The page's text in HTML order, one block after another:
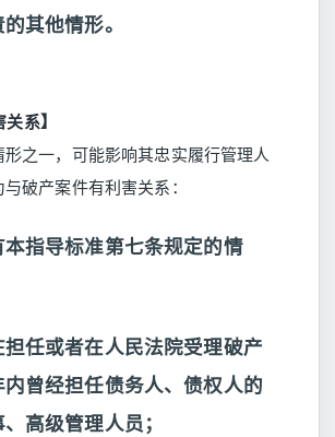
其他情形。
关系】
之一，可能影响其忠实履行管理人
破产案件有利害关系：
本指导标准第七条规定的情
担任或者在人民法院受理破产
曾经担任债务人、债权人的
高级管理人员；